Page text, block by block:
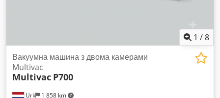
1 /8
Urk 1 858 km
Вакуумна машина з двома камерами
Multivac
Multivac P700